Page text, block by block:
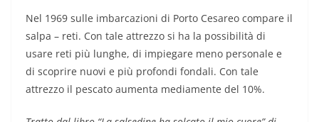
Nel 1969 sulle imbarcazioni di Porto Cesareo compare il
salpa – reti. Con tale attrezzo si ha la possibilità di
usare reti più lunghe, di impiegare meno personale e
di scoprire nuovi e più profondi fondali. Con tale
attrezzo il pescato aumenta mediamente del 10%.